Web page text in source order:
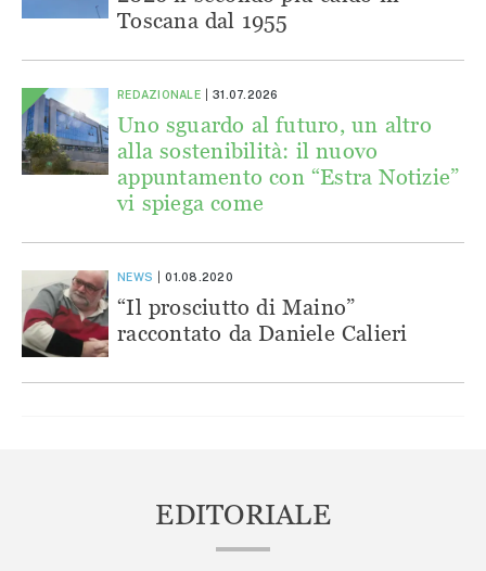
Toscana dal 1955
REDAZIONALE 31.07.2026
Uno sguardo al futuro, un altro
alla sostenibilità: il nuovo
appuntamento con “Estra Notizie”
vi spiega come
NEWS 01.08.2020
“Il prosciutto di Maino”
raccontato da Daniele Calieri
EDITORIALE